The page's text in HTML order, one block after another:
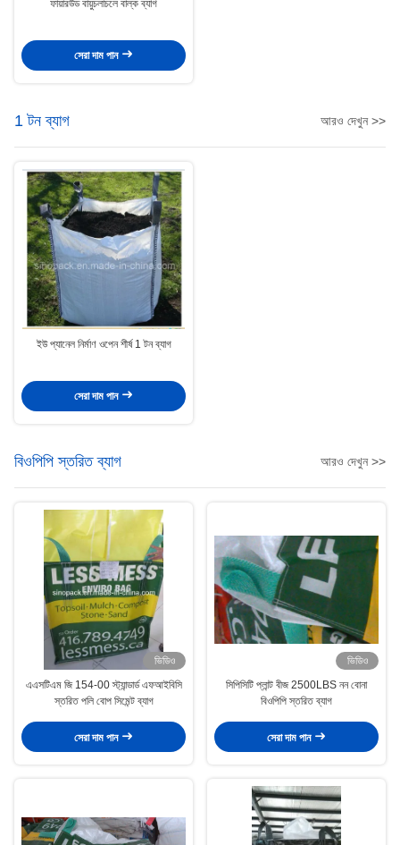
ফায়ারউড বায়ুচলাচলে বাল্ক ব্যাগ
সেরা দাম পান
1 টন ব্যাগ আরও দেখুন >>
ইউ প্যানেল নির্মাণ ওপেন শীর্ষ 1 টন ব্যাগ
সেরা দাম পান
বিওপিপি স্তরিত ব্যাগ আরও দেখুন >>
ভিডিও
এএসটিএম জি 154-00 স্ট্যান্ডার্ড এফআইবিসি
স্তরিত পলি বোপ সিমেন্ট ব্যাগ
সেরা দাম পান
ভিডিও
সিপিসিটি প্লান্ট বীজ 2500LBS নন বোনা
বিওপিপি স্তরিত ব্যাগ
সেরা দাম পান